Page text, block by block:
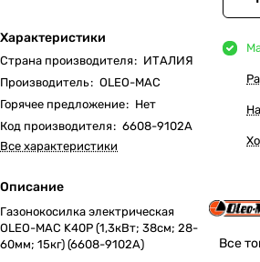
Характеристики
Страна производителя: ИТАЛИЯ
Производитель: OLEO-MAC
Горячее предложение: Нет
Код производителя: 6608-9102A
Все характеристики
Описание
Газонокосилка электрическая
OLEO-MAC K40P (1,3кВт; 38cм; 28-
60мм; 15кг) (6608-9102A)
Все